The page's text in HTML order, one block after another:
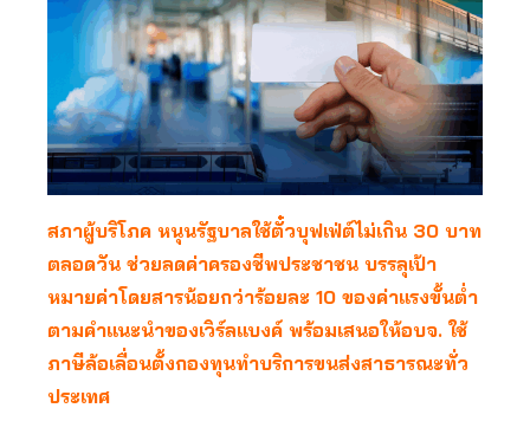
สภาผู้บริโภค หนุนรัฐบาลใช้ตั๋วบุฟเฟ่ต์ไม่เกิน 30 บาท
ตลอดวัน ช่วยลดค่าครองชีพประชาชน บรรลุเป้า
หมายค่าโดยสารน้อยกว่าร้อยละ 10 ของค่าแรงขั้นต่ำ
ตามคำแนะนำของเวิร์ลแบงค์ พร้อมเสนอให้อบจ. ใช้
ภาษีล้อเลื่อนตั้งกองทุนทำบริการขนส่งสาธารณะทั่ว
ประเทศ